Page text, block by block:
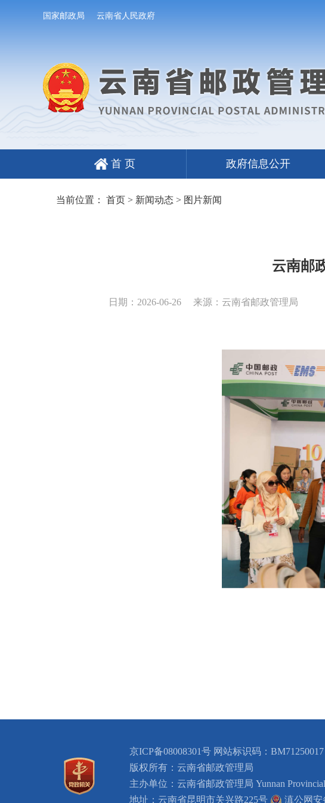
国家邮政局 云南省人民政府
首 页 政府信息公开
当前位置： 首页> 新闻动态> 图片新闻
云南邮
日期：2026-06-26 来源：云南省邮政管理局
京ICP备08008301号 网站标识码：BM71250017
版权所有：云南省邮政管理局
主办单位：云南省邮政管理局 Yunnan Provincial
地址：云南省昆明市关兴路225号
滇公网安